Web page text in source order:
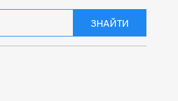
ЗНАЙТИ